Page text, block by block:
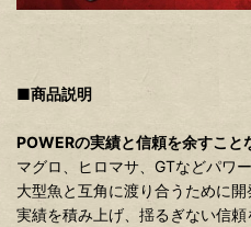
■商品説明
POWERの実績と信頼を余すこと
マグロ、ヒロマサ、GTなどパワ
大型魚と互角に渡り合うために開
実績を積み上げ、揺るぎない信頼